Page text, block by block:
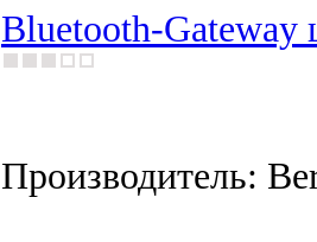
Bluetooth-Gateway
Производитель: